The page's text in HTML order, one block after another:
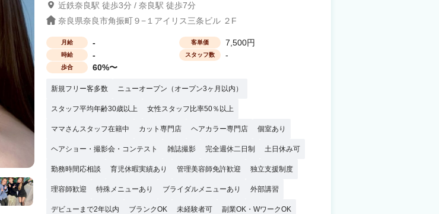
近鉄奈良駅 徒歩3分 / 奈良駅 徒歩7分
奈良県奈良市角振町９−１アイリス三条ビル ２F
月給 - 客単価 7,500円
時給 - スタッフ数 -
歩合 60%〜
新規フリー客多数 ニューオープン（オープン3ヶ月以内）
スタッフ平均年齢30歳以上 女性スタッフ比率50％以上
ママさんスタッフ在籍中 カット専門店 ヘアカラー専門店 個室あり
ヘアショー・撮影会・コンテスト 雑誌撮影 完全週休二日制 土日休み可
勤務時間応相談 育児休暇実績あり 管理美容師免許歓迎 独立支援制度
理容師歓迎 特殊メニューあり ブライダルメニューあり 外部講習
デビューまで2年以内 ブランクOK 未経験者可 副業OK・WワークOK